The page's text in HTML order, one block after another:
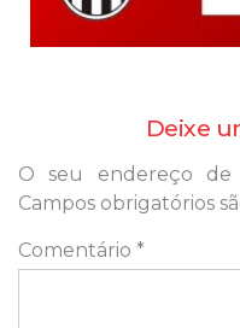
Deixe
O seu endereço de
Campos obrigatórios
Comentário *